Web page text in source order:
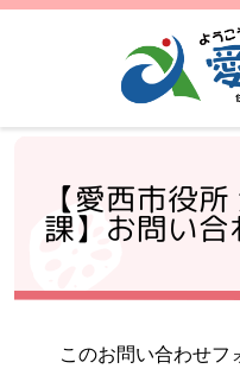
【愛西市役
課】お問い合
このお問い合わせフ